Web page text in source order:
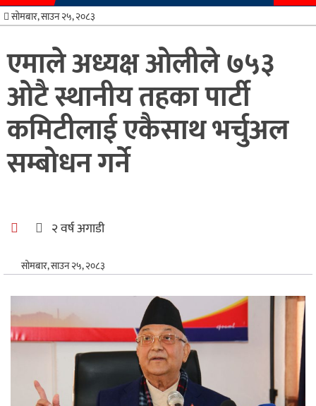
प्रशासन
स्वास्थ्य/
शिक्षा
मनोरन्जन
अन्तर्राष्ट्रिय
सोमबार, साउन २५, २०८३
एमाले अध्यक्ष ओलीले ७५३
ओटै स्थानीय तहका पार्टी
कमिटीलाई एकैसाथ भर्चुअल
सम्बोधन गर्ने
२ वर्ष अगाडी
सोमबार, साउन २५, २०८३